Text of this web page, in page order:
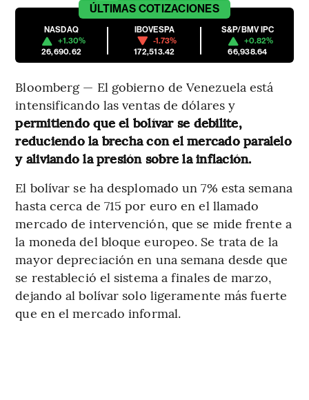
ÚLTIMAS COTIZACIONES
NASDAQ
+1.30%
26,690.62
IBOVESPA
-1.73%
172,513.42
S&P/BMV IPC
+0.82%
66,938.64
Bloomberg — El gobierno de Venezuela está
intensificando las ventas de dólares y
permitiendo que el bolívar se debilite,
reduciendo la brecha con el mercado paralelo
y aliviando la presión sobre la inflación.
El bolívar se ha desplomado un 7% esta semana
hasta cerca de 715 por euro en el llamado
mercado de intervención, que se mide frente a
la moneda del bloque europeo. Se trata de la
mayor depreciación en una semana desde que
se restableció el sistema a finales de marzo,
dejando al bolívar solo ligeramente más fuerte
que en el mercado informal.